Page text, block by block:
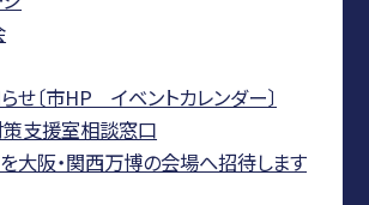
せ〔市HP イベントカレンダー〕
支援室相談窓口
大阪・関西万博の会場へ招待します